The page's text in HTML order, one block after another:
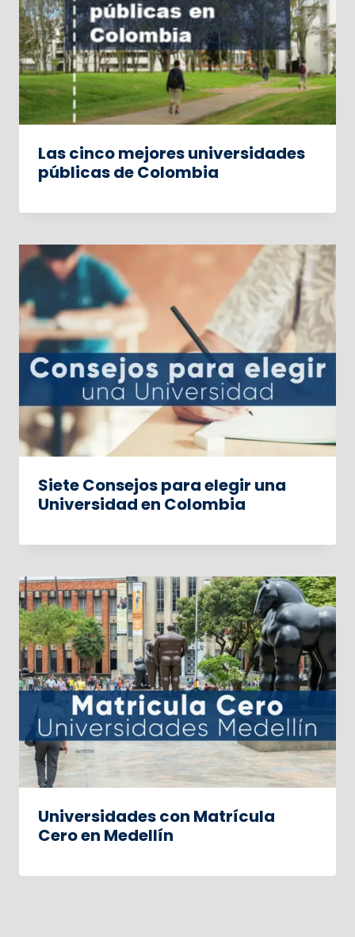
Las cinco mejores universidades
públicas de Colombia
Siete Consejos para elegir una
Universidad en Colombia
Universidades con Matrícula
Cero en Medellín